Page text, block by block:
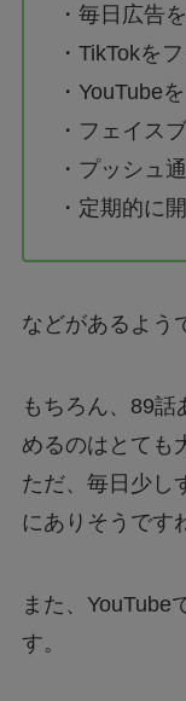
・毎日広告
・TikTokを
・YouTube
・フェイス
・プッシュ
・定期的に
などがあるよう
もちろん、89話
めるのはとても
ただ、毎日少し
にありそうです
また、YouTube
す。